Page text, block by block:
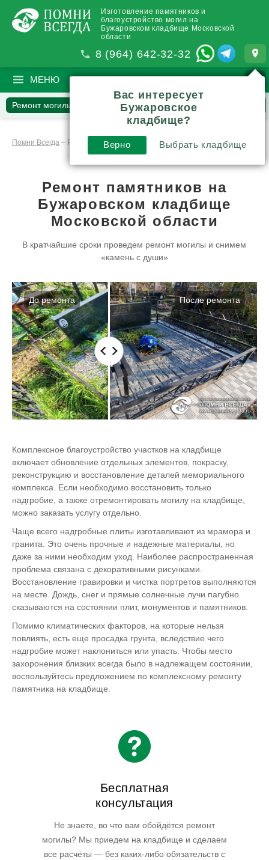
Изготовление памятников и
благоустройство могил на
Бужаровском кладбище Московской
области
8 (964) 642-32-32
МЕНЮ ПОИСК
Ремонт могилы Наши работы
Вопросы и комментарии
Помни Всегда – Реставрация–Ремонт памятников: решения и цены
Ремонт памятников на
Бужаровском кладбище
Московской области
В кратчайшие сроки проведем ремонт могилы и снимем
«камень с души»
Комплексное благоустройство участков на кладбище
включает обновление отдельных элементов, покраску,
реконструкцию и восстановление деталей мемориального
комплекса. Если необходимо восстановить только
надгробие, а также отремонтировать могилу на кладбище,
можно заказать услугу отдельно.
Чаще всего надгробные плиты изготавливают из мрамора и
гранита. Это очень прочные и надежные материалы, но
даже за ними необходим уход. Наиболее распространенная
проблема связана с декоративными рисунками.
Восстановление гравировки и чистка портретов выполняются
на месте. Дождь, снег и прямые солнечные лучи пагубно
сказываются на состоянии плит, монументов и памятников.
Помимо климатических факторов, на которые нельзя
повлиять, есть еще просадка грунта, вследствие чего
надгробие может наклониться или упасть. Чтобы место
захоронения близких всегда было в надлежащем состоянии,
воспользуйтесь предложением по комплексному ремонту
памятника на кладбище.
Бесплатная
консультация
Не знаете, во что вам обойдётся ремонт
могилы? Мы приедем на кладбище и сделаем
все расчёты — без каких-либо обязательств с
Вас интересует
Бужаровское
кладбище?
Верно Выбрать кладбище